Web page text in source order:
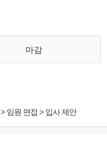
마감
임원 면접 > 입사 제안